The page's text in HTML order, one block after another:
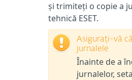
și trimiteți o copie a
tehnică ESET.
Asigurați-vă
jurnalele
Înainte de a
jurnalelor,